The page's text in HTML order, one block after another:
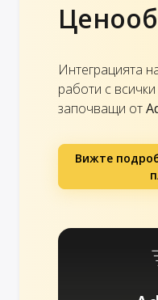
Интеграцията
работи с
започващи от
Вижте